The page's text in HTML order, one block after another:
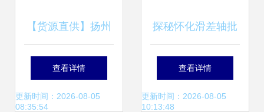
【货源直供】扬州
霍桥丽弟弹簧五金
厂压缩弹簧产品精
查看详情
更新时间：2026-08-05
08:35:54
探秘怀化滑差轴批
发 水记五金工厂直
销的优质五金产品
查看详情
更新时间：2026-08-05
10:13:48